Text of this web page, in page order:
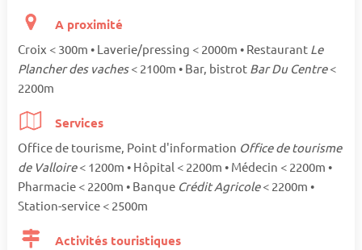
A proximité
Croix < 300m • Laverie/pressing < 2000m • Restaurant Le
Plancher des vaches< 2100m • Bar, bistrot Bar Du Centre<
2200m
Services
Office de tourisme, Point d'information Office de tourisme
de Valloire< 1200m • Hôpital < 2200m • Médecin < 2200m •
Pharmacie < 2200m • Banque Crédit Agricole< 2200m •
Station-service < 2500m
Activités touristiques